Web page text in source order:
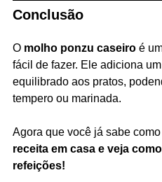
Conclusão
O molho ponzu caseiroé
fácil de fazer. Ele adiciona
equilibrado aos pratos,
tempero ou marinada.
Agora que você já sabe como
receita em casa e veja
refeições!